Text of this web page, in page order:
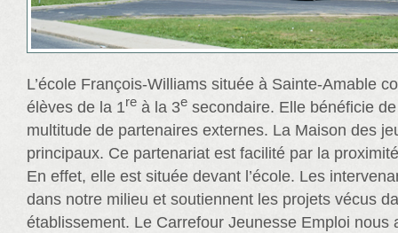
L’école François-Williams située à Sainte-Amable
élèves de la 1re à la 3e secondaire. Elle bénéficie
multitude de partenaires externes. La Maison des
principaux. Ce partenariat est facilité par la
En effet, elle est située devant l’école. Les
dans notre milieu et soutiennent les projets vécus
établissement. Le Carrefour Jeunesse Emploi nous